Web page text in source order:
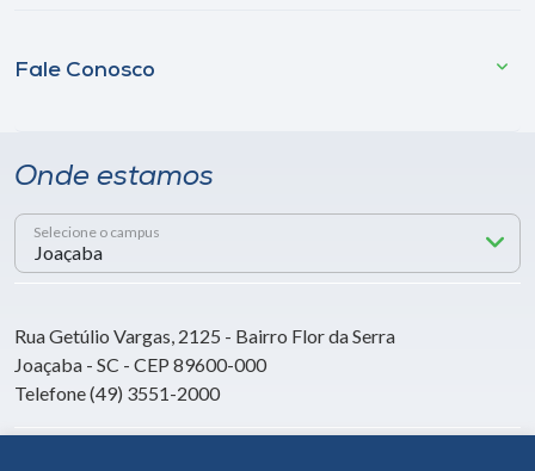
Fale Conosco
Onde estamos
Selecione o campus
Rua Getúlio Vargas, 2125 - Bairro Flor da Serra
Joaçaba - SC - CEP 89600-000
Telefone (49) 3551-2000